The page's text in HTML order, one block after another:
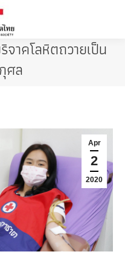
จาคโลหิตถวายเป็น
ศล
Apr
2
2020